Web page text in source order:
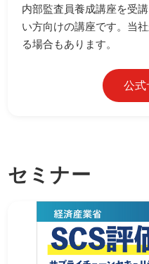
内部監査員養成講座を受
い方向けの講座です。当
る場合もあります。
公式
セミナー